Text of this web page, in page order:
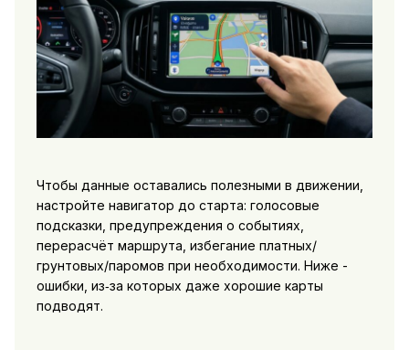
Чтобы данные оставались полезными в движении,
настройте навигатор до старта: голосовые
подсказки, предупреждения о событиях,
перерасчёт маршрута, избегание платных/
грунтовых/паромов при необходимости. Ниже -
ошибки, из‑за которых даже хорошие карты
подводят.